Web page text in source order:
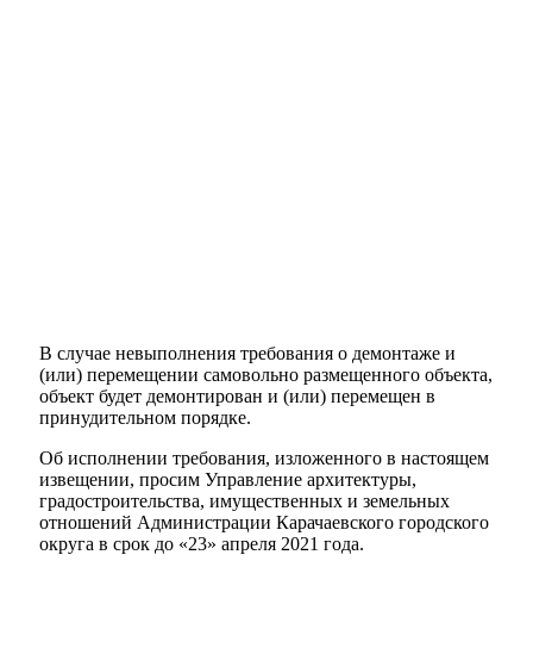
В случае невыполнения требования о демонтаже и
(или) перемещении самовольно размещенного объекта,
объект будет демонтирован и (или) перемещен в
принудительном порядке.
Об исполнении требования, изложенного в настоящем
извещении, просим Управление архитектуры,
градостроительства, имущественных и земельных
отношений Администрации Карачаевского городского
округа в срок до «23» апреля 2021 года.